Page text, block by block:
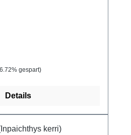
gespart)
Details